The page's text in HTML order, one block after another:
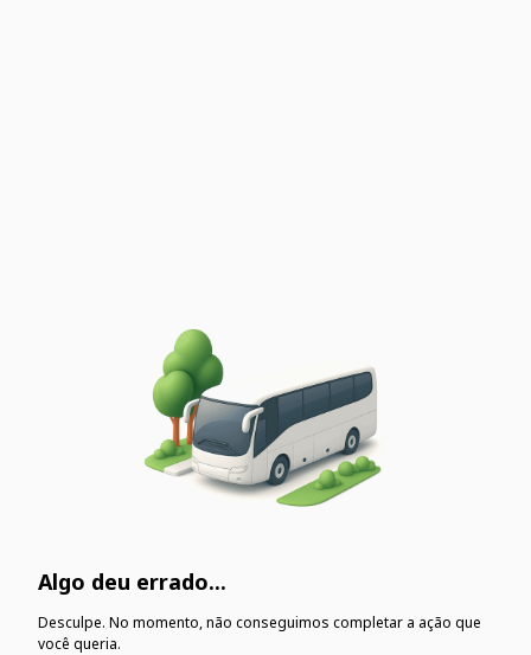
Algo deu errado...
Desculpe. No momento, não conseguimos completar a ação que
você queria.